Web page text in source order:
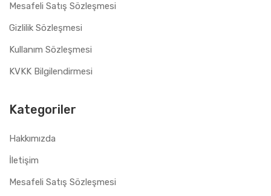
Mesafeli Satış Sözleşmesi
Gizlilik Sözleşmesi
Kullanım Sözleşmesi
KVKK Bilgilendirmesi
Kategoriler
Hakkımızda
İletişim
Mesafeli Satış Sözleşmesi